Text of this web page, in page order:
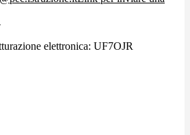
elettronica: UF7OJR